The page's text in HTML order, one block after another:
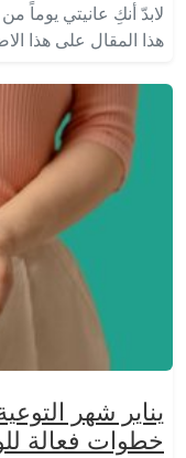
لابدّ أنكِ عانيتي يوماً
هذا المقال على هذا
خطوات فعالة